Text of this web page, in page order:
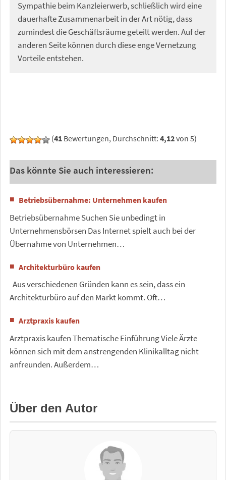
Sympathie beim Kanzleierwerb, schließlich wird eine
dauerhafte Zusammenarbeit in der Art nötig, dass
zumindest die Geschäftsräume geteilt werden. Auf der
anderen Seite können durch diese enge Vernetzung
Vorteile entstehen.
(41 Bewertungen, Durchschnitt: 4,12von 5)
Das könnte Sie auch interessieren:
Betriebsübernahme: Unternehmen kaufen
Betriebsübernahme Suchen Sie unbedingt in
Unternehmensbörsen Das Internet spielt auch bei der
Übernahme von Unternehmen…
Architekturbüro kaufen
Aus verschiedenen Gründen kann es sein, dass ein
Architekturbüro auf den Markt kommt. Oft…
Arztpraxis kaufen
Arztpraxis kaufen Thematische Einführung Viele Ärzte
können sich mit dem anstrengenden Klinikalltag nicht
anfreunden. Außerdem…
Über den Autor